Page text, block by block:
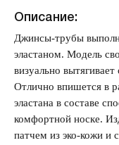
Описание:
Джинсы-трубы
эластаном. Модель
визуально
Отлично впишется в
эластана в составе
комфортной носке.
патчем из эко-кожи и